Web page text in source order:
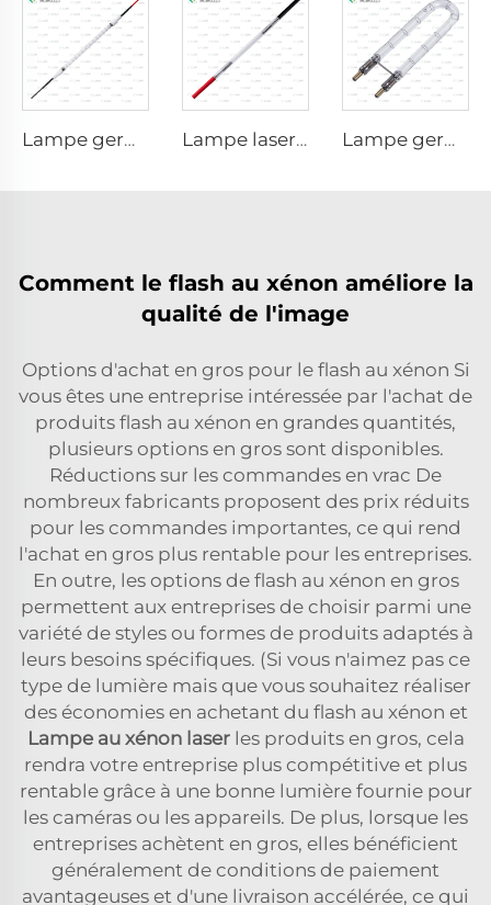
Lampe germicide à impulsion forte L3031 – 8×130×165 mm (fil) Lampe laser au xénon L1921 - 7×60×125 mm Lampe germicide à impulsion forte L1890U – 9×40×140U mm
Comment le flash au xénon améliore la
qualité de l'image
Options d'achat en gros pour le flash au xénon Si
vous êtes une entreprise intéressée par l'achat de
produits flash au xénon en grandes quantités,
plusieurs options en gros sont disponibles.
Réductions sur les commandes en vrac De
nombreux fabricants proposent des prix réduits
pour les commandes importantes, ce qui rend
l'achat en gros plus rentable pour les entreprises.
En outre, les options de flash au xénon en gros
permettent aux entreprises de choisir parmi une
variété de styles ou formes de produits adaptés à
leurs besoins spécifiques. (Si vous n'aimez pas ce
type de lumière mais que vous souhaitez réaliser
des économies en achetant du flash au xénon et
Lampe au xénon laser les produits en gros, cela
rendra votre entreprise plus compétitive et plus
rentable grâce à une bonne lumière fournie pour
les caméras ou les appareils. De plus, lorsque les
entreprises achètent en gros, elles bénéficient
généralement de conditions de paiement
avantageuses et d'une livraison accélérée, ce qui